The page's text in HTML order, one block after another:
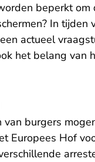
beperkt om
In tijden
actueel
het belang van
van burgers
Europees Hof